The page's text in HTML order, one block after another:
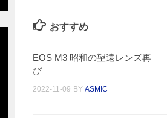
おすすめ
EOS M3 昭和の望遠レンズ再
び
2022-11-09 BY ASMIC